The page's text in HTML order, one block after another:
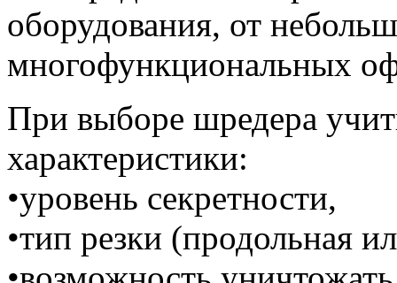
оборудования, от
многофункциональных
При выборе шредера
характеристики:
•уровень секретности,
•тип резки (продольная